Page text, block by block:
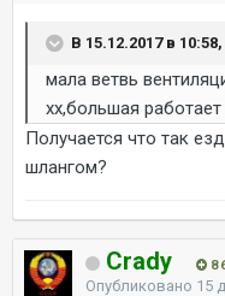
В 15.12.2017 в
мала ветвь
хх,большая
Получается что так
шлангом?
Crady 8
Опубликовано 15